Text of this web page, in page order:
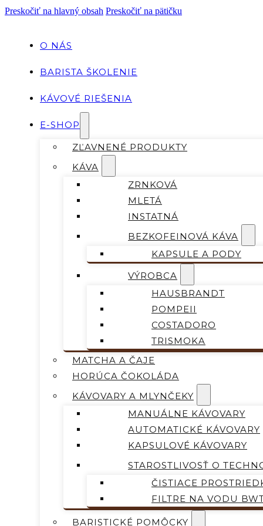
Preskočiť na hlavný obsah Preskočiť na pätičku
O NÁS
BARISTA ŠKOLENIE
KÁVOVÉ RIEŠENIA
E-SHOP
ZĽAVNENÉ PRODUKTY
KÁVA
ZRNKOVÁ
MLETÁ
INSTATNÁ
BEZKOFEINOVÁ KÁVA
KAPSULE A PODY
VÝROBCA
HAUSBRANDT
POMPEII
COSTADORO
TRISMOKA
MATCHA A ČAJE
HORÚCA ČOKOLÁDA
KÁVOVARY A MLYNČEKY
MANUÁLNE KÁVOVARY
AUTOMATICKÉ KÁVOVARY
KAPSULOVÉ KÁVOVARY
STAROSTLIVOSŤ O
ČISTIACE
FILTRE NA VODU
BARISTICKÉ POMÔCKY